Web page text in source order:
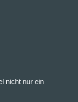
nicht nur ein